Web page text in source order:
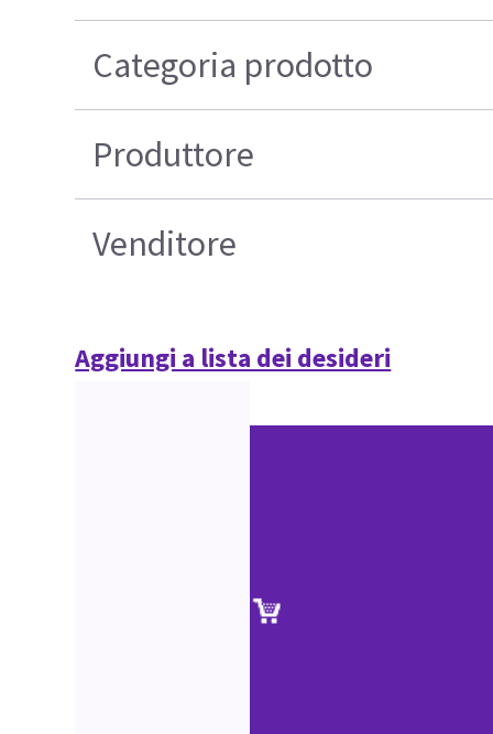
Categoria prodotto
Produttore
Venditore
Aggiungi a lista dei desideri